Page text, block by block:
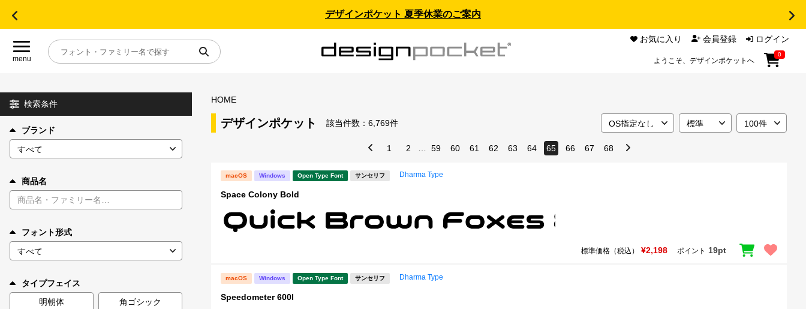
デザインポケット 夏季休業のご案内
menu
お気に入り 会員登録 ログイン
ようこそ、デザインポケットへ
0
目的別フォントガイド
特集
年間ライセンス商品
キャンペーン一覧
検索条件
ブランド
商品名
フォント形式
タイプフェイス
明朝体
角ゴシック
HOME
デザインポケット 該当件数： 6,769件
1 2 59 60 61 62 63 64 65 66 67 68
macOS Windows Open Type Font サンセリフ Dharma Type
Space Colony Bold
標準価格（税込） ¥2,198 ポイント 19pt
macOS Windows Open Type Font サンセリフ Dharma Type
Speedometer 600I